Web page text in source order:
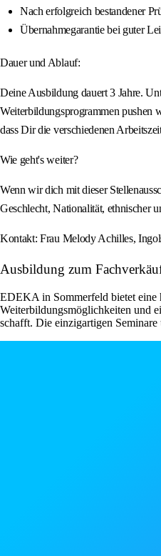
Nach erfolgreich bestandener
Übernahmegarantie bei guter
Dauer und Ablauf:
Deine Ausbildung dauert 3 Jahre.
Weiterbildungsprogrammen pushen
dass Dir die verschiedenen
Wie geht's weiter?
Wenn wir dich mit dieser
Geschlecht, Nationalität, ethnischer
Kontakt: Frau Melody Achilles,
Ausbildung zum
EDEKA in Sommerfeld bietet eine
Weiterbildungsmöglichkeiten und
schafft. Die einzigartigen